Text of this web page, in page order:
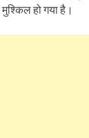
हो गया है।